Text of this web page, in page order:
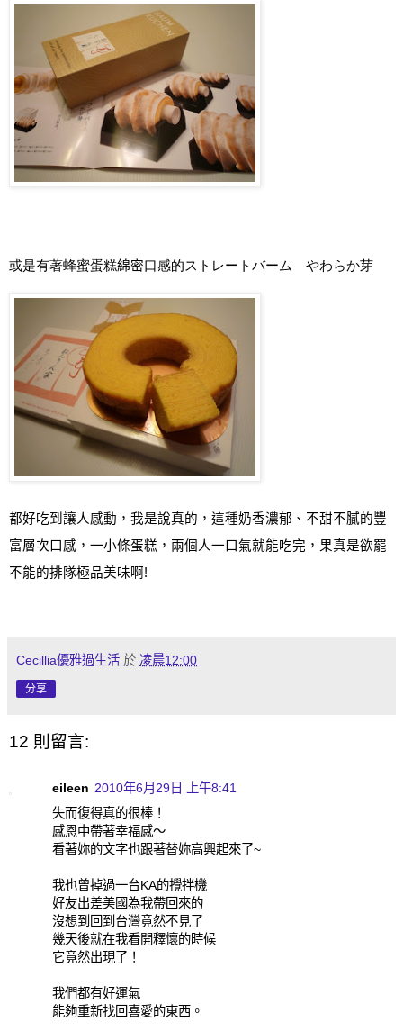
或是有著蜂蜜蛋糕綿密口感的ストレートバーム やわらか芽
都好吃到讓人感動，我是說真的，這種奶香濃郁、不甜不膩的豐
富層次口感，一小條蛋糕，兩個人一口氣就能吃完，果真是欲罷
不能的排隊極品美味啊 !
Cecillia優雅過生活 於 凌晨12:00
分享
12 則留言:
eileen 2010年6月29日 上午8:41
失而復得真的很棒！
感恩中帶著幸福感～
看著妳的文字也跟著替妳高興起來了~
我也曾掉過一台KA的攪拌機
好友出差美國為我帶回來的
沒想到回到台灣竟然不見了
幾天後就在我看開釋懷的時候
它竟然出現了！
我們都有好運氣
能夠重新找回喜愛的東西。